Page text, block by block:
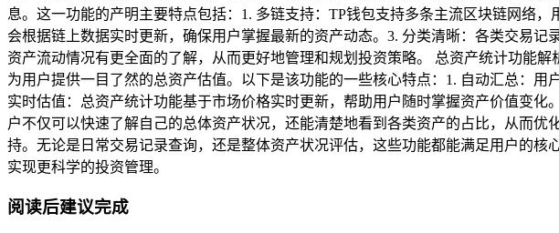
息。这一功能的产明主要特点包括：1. 多链支持：TP钱包支持多条主流区块链网络
会根据链上数据实时更新，确保用户掌握最新的资产动态。3. 分类清晰：各类交易
资产流动情况有更全面的了解，从而更好地管理和规划投资策略。 总资产统计功能
为用户提供一目了然的总资产估值。以下是该功能的一些核心特点：1. 自动汇总：
实时估值：总资产统计功能基于市场价格实时更新，帮助用户随时掌握资产价值变
户不仅可以快速了解自己的总体资产状况，还能清楚地看到各类资产的占比，从而
持。无论是日常交易记录查询，还是整体资产状况评估，这些功能都能满足用户的
实现更科学的投资管理。
阅读后建议完成